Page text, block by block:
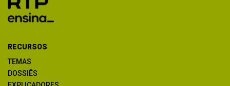
RECURSOS
TEMAS
DOSSIÊS